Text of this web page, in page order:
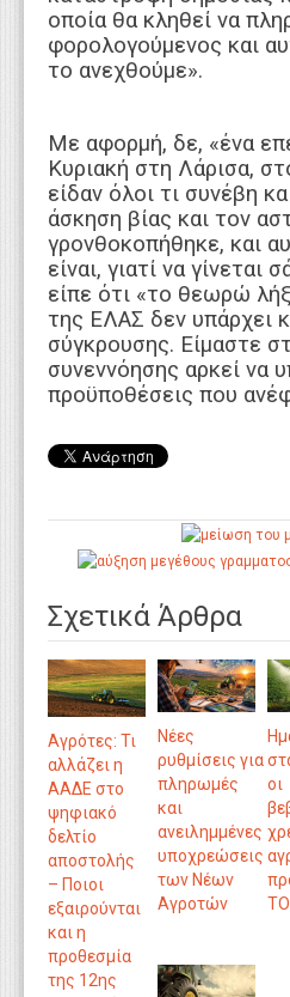
οποία θα κληθεί να
φορολογούμενος και
το ανεχθούμε».
Με αφορμή, δε, «ένα
Κυριακή στη Λάρισα,
είδαν όλοι τι συνέβη
άσκηση βίας και τον
γρονθοκοπήθηκε, και
είναι, γιατί να γίνεται
είπε ότι «το θεωρώ
της ΕΛΑΣ δεν υπάρχει
σύγκρουσης. Είμαστε
συνεννόησης αρκεί να
προϋποθέσεις που
Σχετικά Άρθρα
Αγρότες: Τι
αλλάζει η
ΑΑΔΕ στο
ψηφιακό
δελτίο
αποστολής
– Ποιοι
εξαιρούνται
και η
προθεσμία
της 12ης
Νέες
ρυθμίσεις για
πληρωμές
και
ανειλημμένες
υποχρεώσεις
των Νέων
Αγροτών
οι